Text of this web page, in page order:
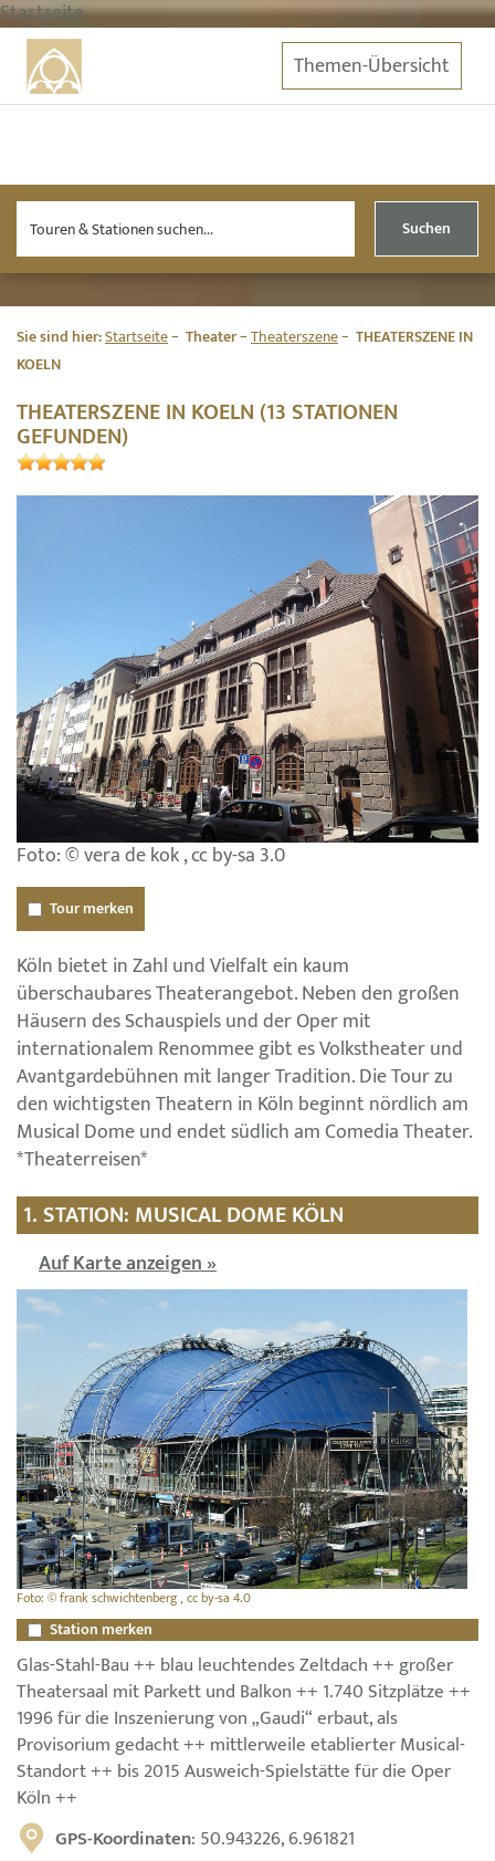
Startseite
Themen-Übersicht
Suchen
Sie sind hier:Startseite Theater Theaterszene
THEATERSZENE IN
KOELN
THEATERSZENE IN KOELN (13 STATIONEN
GEFUNDEN)
Foto: © vera de kok , cc by-sa 3.0
Tour merken
Köln bietet in Zahl und Vielfalt ein kaum
überschaubares Theaterangebot. Neben den großen
Häusern des Schauspiels und der Oper mit
internationalem Renommee gibt es Volkstheater und
Avantgardebühnen mit langer Tradition. Die Tour zu
den wichtigsten Theatern in Köln beginnt nördlich am
Musical Dome und endet südlich am Comedia Theater.
*Theaterreisen*
1. STATION: MUSICAL DOME KÖLN
Auf Karte anzeigen »
Foto: © frank schwichtenberg , cc by-sa 4.0
Station merken
Glas-Stahl-Bau ++ blau leuchtendes Zeltdach ++ großer
Theatersaal mit Parkett und Balkon ++ 1.740 Sitzplätze ++
1996 für die Inszenierung von „Gaudi“ erbaut, als
Provisorium gedacht ++ mittlerweile etablierter Musical-
Standort ++ bis 2015 Ausweich-Spielstätte für die Oper
Köln ++
GPS-Koordinaten: 50.943226, 6.961821